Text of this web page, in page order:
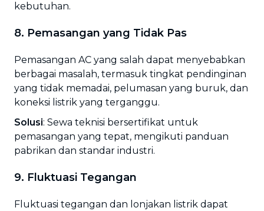
kebutuhan.
8. Pemasangan yang Tidak Pas
Pemasangan AC yang salah dapat menyebabkan
berbagai masalah, termasuk tingkat pendinginan
yang tidak memadai, pelumasan yang buruk, dan
koneksi listrik yang terganggu.
Solusi: Sewa teknisi bersertifikat untuk
pemasangan yang tepat, mengikuti panduan
pabrikan dan standar industri.
9. Fluktuasi Tegangan
Fluktuasi tegangan dan lonjakan listrik dapat